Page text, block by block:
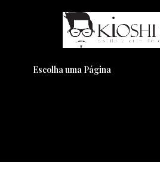
Escolha uma Página
Pensando em
Visual??